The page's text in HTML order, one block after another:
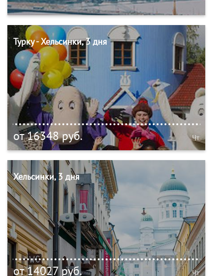
Турку - Хельсинки, 3 дня
от 16348 руб. Чт
Хельсинки, 3 дня
от 14027 руб. Чт